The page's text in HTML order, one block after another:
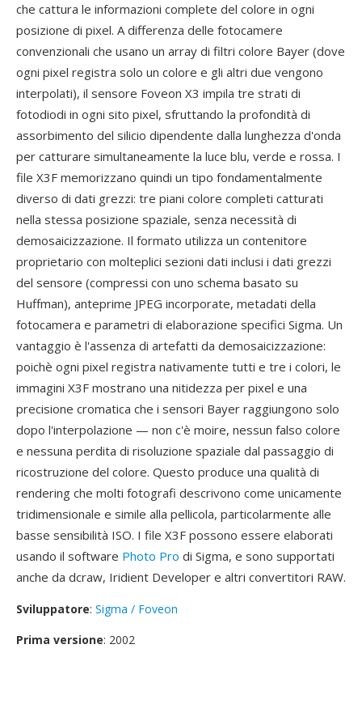
che cattura le informazioni complete del colore in ogni
posizione di pixel. A differenza delle fotocamere
convenzionali che usano un array di filtri colore Bayer (dove
ogni pixel registra solo un colore e gli altri due vengono
interpolati), il sensore Foveon X3 impila tre strati di
fotodiodi in ogni sito pixel, sfruttando la profondità di
assorbimento del silicio dipendente dalla lunghezza d'onda
per catturare simultaneamente la luce blu, verde e rossa. I
file X3F memorizzano quindi un tipo fondamentalmente
diverso di dati grezzi: tre piani colore completi catturati
nella stessa posizione spaziale, senza necessità di
demosaicizzazione. Il formato utilizza un contenitore
proprietario con molteplici sezioni dati inclusi i dati grezzi
del sensore (compressi con uno schema basato su
Huffman), anteprime JPEG incorporate, metadati della
fotocamera e parametri di elaborazione specifici Sigma. Un
vantaggio è l'assenza di artefatti da demosaicizzazione:
poichè ogni pixel registra nativamente tutti e tre i colori, le
immagini X3F mostrano una nitidezza per pixel e una
precisione cromatica che i sensori Bayer raggiungono solo
dopo l'interpolazione — non c'è moire, nessun falso colore
e nessuna perdita di risoluzione spaziale dal passaggio di
ricostruzione del colore. Questo produce una qualità di
rendering che molti fotografi descrivono come unicamente
tridimensionale e simile alla pellicola, particolarmente alle
basse sensibilità ISO. I file X3F possono essere elaborati
usando il software Photo Pro di Sigma, e sono supportati
anche da dcraw, Iridient Developer e altri convertitori RAW.
Sviluppatore: Sigma / Foveon
Prima versione: 2002